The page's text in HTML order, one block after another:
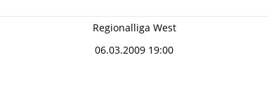
Regionalliga West
06.03.2009 19:00